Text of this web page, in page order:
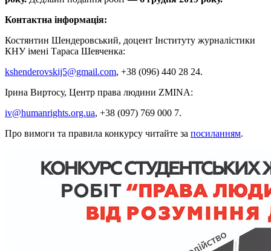
Контактна інформація:
Костянтин Шендеровський, доцент Інституту журналістики
КНУ імені Тараса Шевченка:
kshenderovskij5@gmail.com, +38 (096) 440 28 24.
Ірина Виртосу, Центр права людини ZMINA:
iv@humanrights.org.ua, +38 (097) 769 000 7.
Про вимоги та правила конкурсу читайте за посиланням.